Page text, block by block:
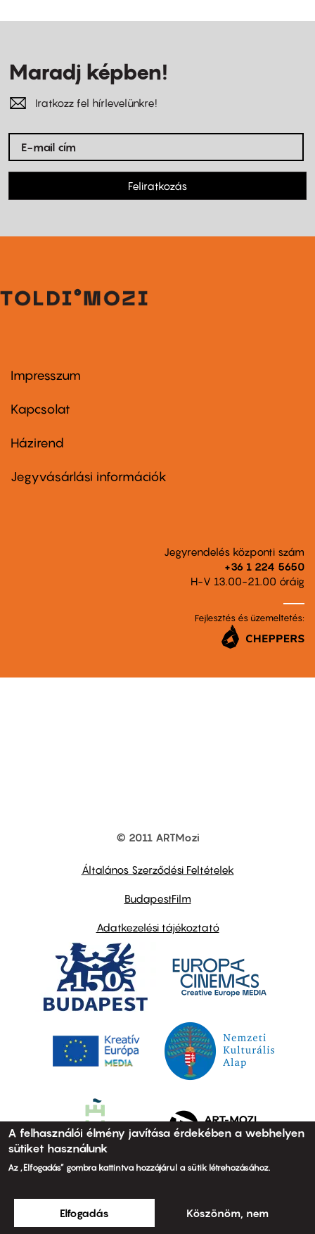
Maradj képben!
Iratkozz fel hírlevelünkre!
Feliratkozás
Footer
first
Impresszum
Kapcsolat
Footer
second
Házirend
Jegyvásárlási információk
Jegyrendelés központi szám
+36 1 224 5650
H-V 13.00-21.00 óráig
Fejlesztés és üzemeltetés:
© 2011 ARTMozi
Általános Szerződési Feltételek
BudapestFilm
Adatkezelési tájékoztató
A felhasználói élmény javítása érdekében a webhelyen
sütiket használunk
Az „Elfogadás” gombra kattintva hozzájárul a sütik létrehozásához.
Elfogadás Köszönöm, nem